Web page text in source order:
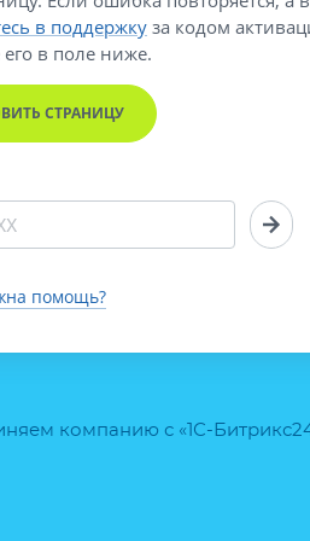
компанию с «1С-
в поддержку за кодом
в поле ниже.
СТРАНИЦУ
помощь?